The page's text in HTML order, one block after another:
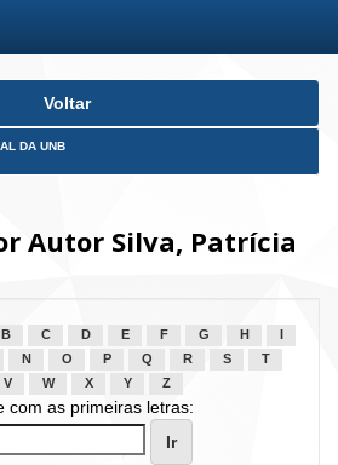
Voltar
DA UNB
Autor Silva, Patrícia
B C D E F G H
N O P Q R S
T
V W X Y Z
com as primeiras letras: